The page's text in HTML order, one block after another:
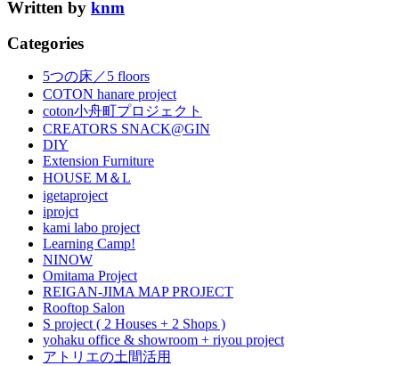
Written by knm
Categories
5つの床／5 floors
COTON hanare project
coton小舟町プロジェクト
CREATORS SNACK@GIN
DIY
Extension Furniture
HOUSE M＆L
igetaproject
iprojct
kami labo project
Learning Camp!
NINOW
Omitama Project
REIGAN-JIMA MAP PROJECT
Rooftop Salon
S project ( 2 Houses + 2 Shops )
yohaku office & showroom + riyou project
アトリエの土間活用